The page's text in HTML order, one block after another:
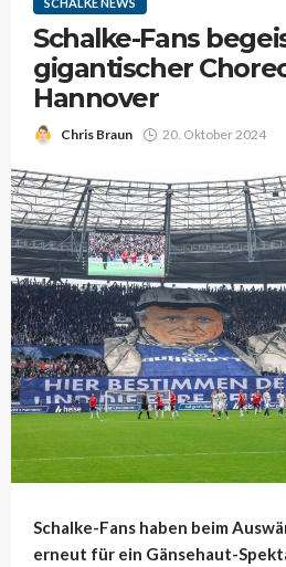
Schalke-Fans
gigantischer
Hannover
Chris Braun 20. Oktober 2024
Schalke-Fans haben beim
erneut für ein Gänsehaut-